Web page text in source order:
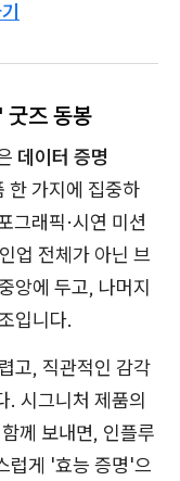
즈 동봉
데이터 증명
한 가지에 집중하
그래픽·시연 미션
업 전체가 아닌 브
앙에 두고, 나머지
입니다.
고, 직관적인 감각
. 시그니처 제품의
께 보내면, 인플루
럽게 '효능 증명'으